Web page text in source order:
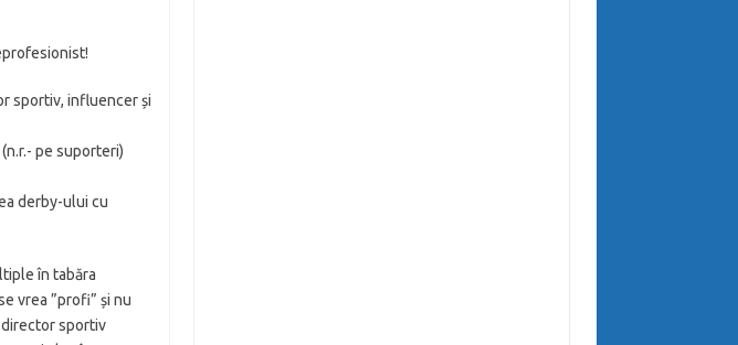
sportiv, influencer și
pe suporteri)
derby-ului cu
în tabăra
vrea ”profi” și nu
director sportiv